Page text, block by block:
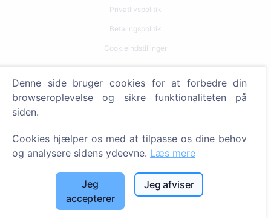
Privatlivspolitik
Betalingspolitik
Cookieindstillinger
Søg efter afdøde
Tjenester
Kontakt
SIA "CEMETY", LV40103618951
Denne side bruger cookies for at forbedre din
browseroplevelse og sikre funktionaliteten på
siden.
Cookies hjælper os med at tilpasse os dine behov
og analysere sidens ydeevne. Læs mere
Jeg
accepterer
Jeg afviser